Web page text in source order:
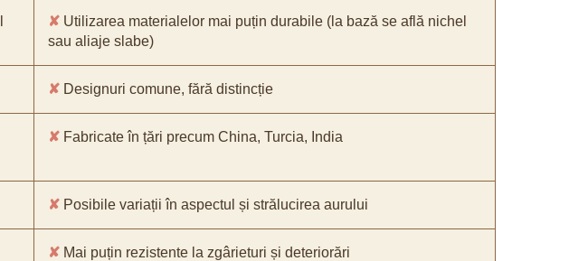
✘ Utilizarea materialelor mai puțin durabile (la bază se află nichel
sau aliaje slabe)
✘ Designuri comune, fără distincție
✘ Fabricate în țări precum China, Turcia, India
✘ Posibile variații în aspectul și strălucirea aurului
✘ Mai puțin rezistente la zgârieturi și deteriorări